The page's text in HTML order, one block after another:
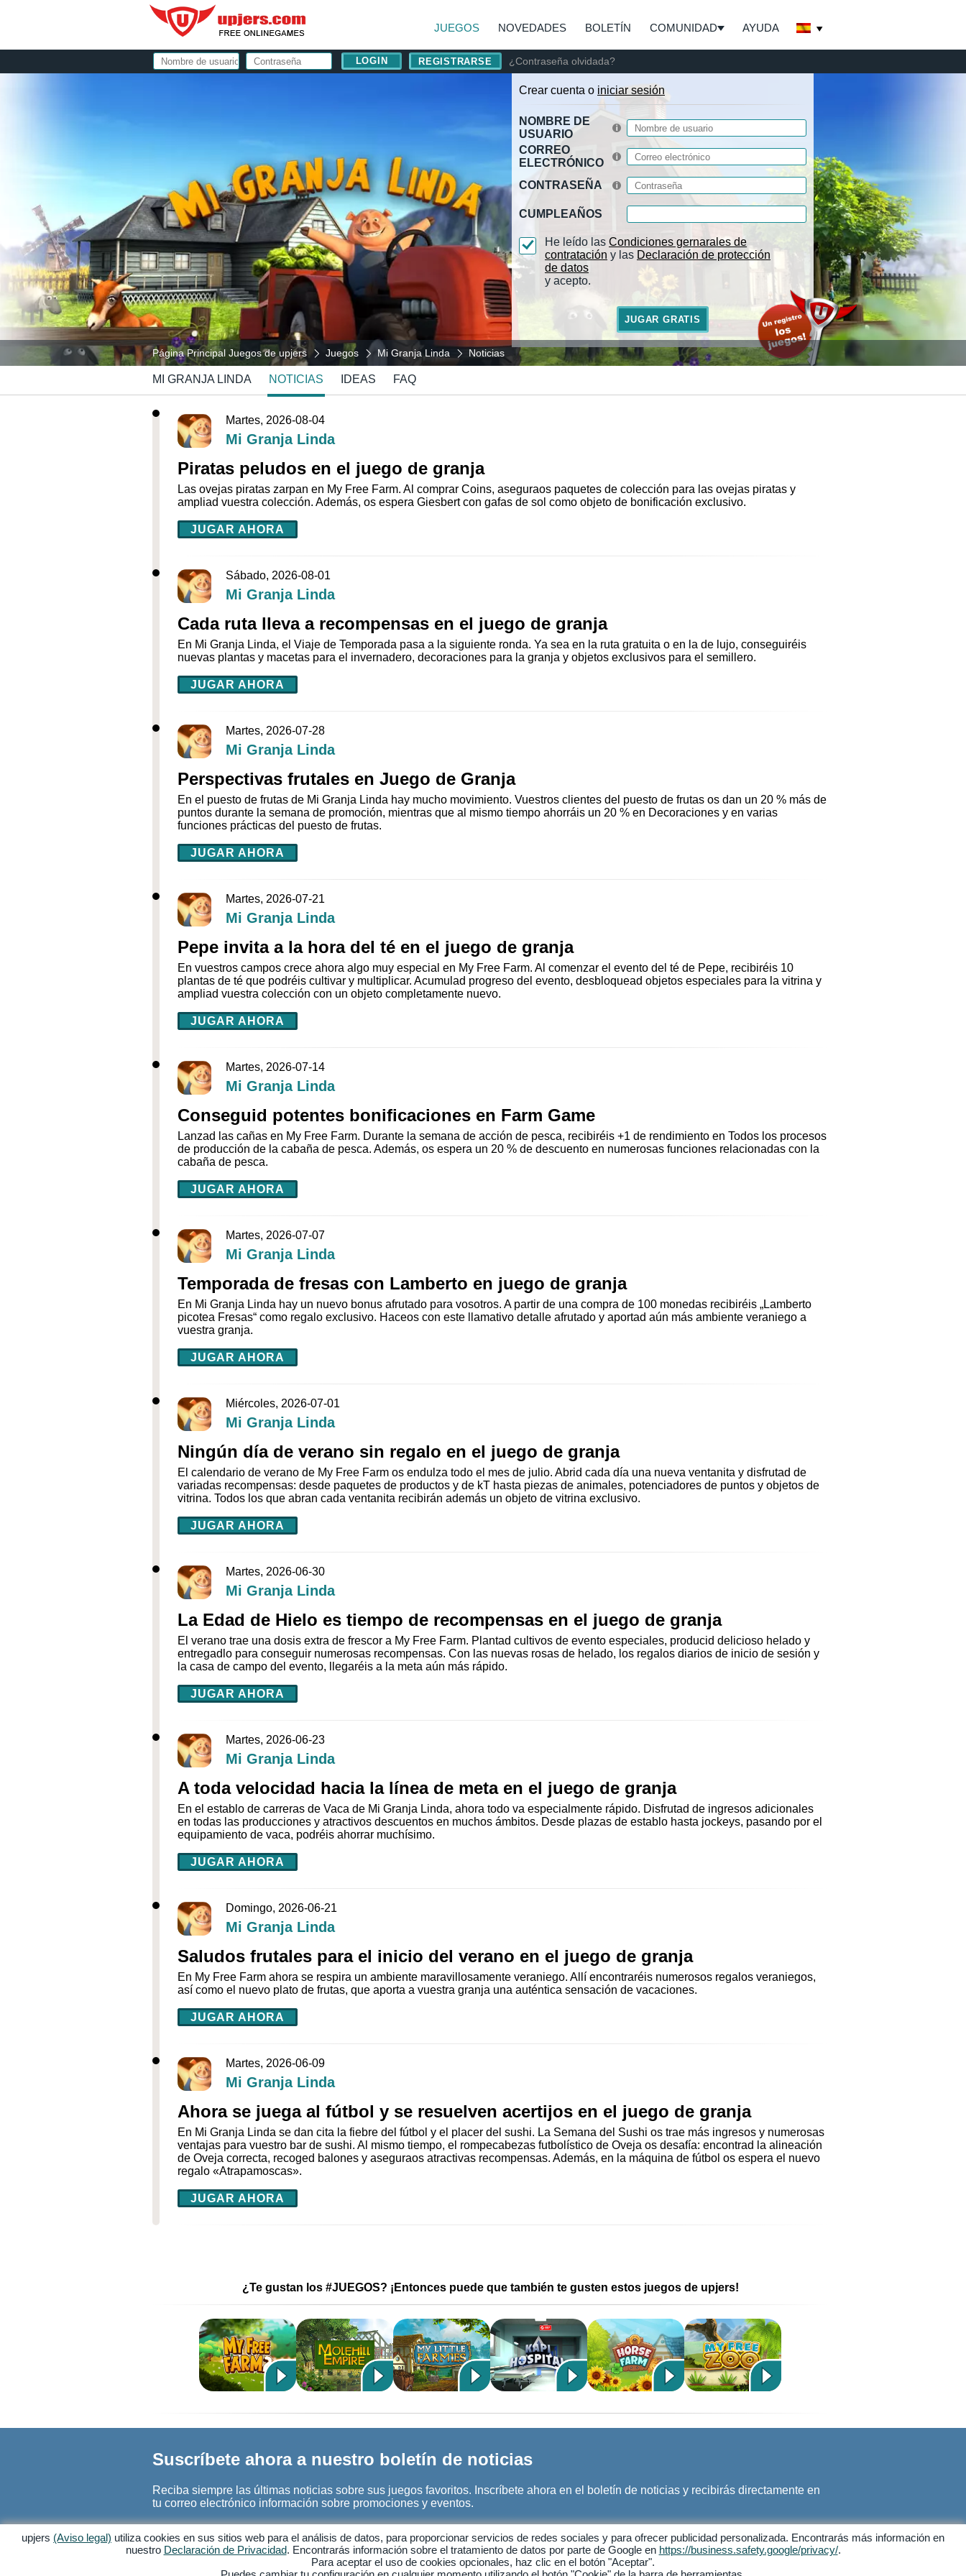
JUEGOS NOVEDADES BOLETÍN COMUNIDAD AYUDA
REGISTRARSE ¿Contraseña olvidada?
Crear cuenta o iniciar sesión
NOMBRE DE
USUARIO
CORREO
ELECTRÓNICO
CONTRASEÑA
CUMPLEAÑOS
He leído las Condiciones gernarales de
contratación y las Declaración de protección
de datos
y acepto.
Página Principal Juegos de upjers Juegos Mi Granja Linda Noticias
MI GRANJA LINDA NOTICIAS IDEAS FAQ
Martes, 2026-08-04
Mi Granja Linda
Piratas peludos en el juego de granja
Las ovejas piratas zarpan en My Free Farm. Al comprar Coins, aseguraos paquetes de colección para las ovejas piratas y
ampliad vuestra colección. Además, os espera Giesbert con gafas de sol como objeto de bonificación exclusivo.
JUGAR AHORA
Sábado, 2026-08-01
Mi Granja Linda
Cada ruta lleva a recompensas en el juego de granja
En Mi Granja Linda, el Viaje de Temporada pasa a la siguiente ronda. Ya sea en la ruta gratuita o en la de lujo, conseguiréis
nuevas plantas y macetas para el invernadero, decoraciones para la granja y objetos exclusivos para el semillero.
JUGAR AHORA
Martes, 2026-07-28
Mi Granja Linda
Perspectivas frutales en Juego de Granja
En el puesto de frutas de Mi Granja Linda hay mucho movimiento. Vuestros clientes del puesto de frutas os dan un 20 % más de
puntos durante la semana de promoción, mientras que al mismo tiempo ahorráis un 20 % en Decoraciones y en varias
funciones prácticas del puesto de frutas.
JUGAR AHORA
Martes, 2026-07-21
Mi Granja Linda
Pepe invita a la hora del té en el juego de granja
En vuestros campos crece ahora algo muy especial en My Free Farm. Al comenzar el evento del té de Pepe, recibiréis 10
plantas de té que podréis cultivar y multiplicar. Acumulad progreso del evento, desbloquead objetos especiales para la vitrina y
ampliad vuestra colección con un objeto completamente nuevo.
JUGAR AHORA
Martes, 2026-07-14
Mi Granja Linda
Conseguid potentes bonificaciones en Farm Game
Lanzad las cañas en My Free Farm. Durante la semana de acción de pesca, recibiréis +1 de rendimiento en Todos los procesos
de producción de la cabaña de pesca. Además, os espera un 20 % de descuento en numerosas funciones relacionadas con la
cabaña de pesca.
JUGAR AHORA
Martes, 2026-07-07
Mi Granja Linda
Temporada de fresas con Lamberto en juego de granja
En Mi Granja Linda hay un nuevo bonus afrutado para vosotros. A partir de una compra de 100 monedas recibiréis „Lamberto
picotea Fresas“ como regalo exclusivo. Haceos con este llamativo detalle afrutado y aportad aún más ambiente veraniego a
vuestra granja.
JUGAR AHORA
Miércoles, 2026-07-01
Mi Granja Linda
Ningún día de verano sin regalo en el juego de granja
El calendario de verano de My Free Farm os endulza todo el mes de julio. Abrid cada día una nueva ventanita y disfrutad de
variadas recompensas: desde paquetes de productos y de kT hasta piezas de animales, potenciadores de puntos y objetos de
vitrina. Todos los que abran cada ventanita recibirán además un objeto de vitrina exclusivo.
JUGAR AHORA
Martes, 2026-06-30
Mi Granja Linda
La Edad de Hielo es tiempo de recompensas en el juego de granja
El verano trae una dosis extra de frescor a My Free Farm. Plantad cultivos de evento especiales, producid delicioso helado y
entregadlo para conseguir numerosas recompensas. Con las nuevas rosas de helado, los regalos diarios de inicio de sesión y
la casa de campo del evento, llegaréis a la meta aún más rápido.
JUGAR AHORA
Martes, 2026-06-23
Mi Granja Linda
A toda velocidad hacia la línea de meta en el juego de granja
En el establo de carreras de Vaca de Mi Granja Linda, ahora todo va especialmente rápido. Disfrutad de ingresos adicionales
en todas las producciones y atractivos descuentos en muchos ámbitos. Desde plazas de establo hasta jockeys, pasando por el
equipamiento de vaca, podréis ahorrar muchísimo.
JUGAR AHORA
Domingo, 2026-06-21
Mi Granja Linda
Saludos frutales para el inicio del verano en el juego de granja
En My Free Farm ahora se respira un ambiente maravillosamente veraniego. Allí encontraréis numerosos regalos veraniegos,
así como el nuevo plato de frutas, que aporta a vuestra granja una auténtica sensación de vacaciones.
JUGAR AHORA
Martes, 2026-06-09
Mi Granja Linda
Ahora se juega al fútbol y se resuelven acertijos en el juego de granja
En Mi Granja Linda se dan cita la fiebre del fútbol y el placer del sushi. La Semana del Sushi os trae más ingresos y numerosas
ventajas para vuestro bar de sushi. Al mismo tiempo, el rompecabezas futbolístico de Oveja os desafía: encontrad la alineación
de Oveja correcta, recoged balones y aseguraos atractivas recompensas. Además, en la máquina de fútbol os espera el nuevo
regalo «Atrapamoscas».
JUGAR AHORA
¿Te gustan los #JUEGOS? ¡Entonces puede que también te gusten estos juegos de upjers!
Suscríbete ahora a nuestro boletín de noticias
Reciba siempre las últimas noticias sobre sus juegos favoritos. Inscríbete ahora en el boletín de noticias y recibirás directamente en
tu correo electrónico información sobre promociones y eventos.
E-MAIL
upjers (Aviso legal) utiliza cookies en sus sitios web para el análisis de datos, para proporcionar servicios de redes sociales y para ofrecer publicidad personalizada. Encontrarás más información en
nuestro Declaración de Privacidad. Encontrarás información sobre el tratamiento de datos por parte de Google en https://business.safety.google/privacy/.
Para aceptar el uso de cookies opcionales, haz clic en el botón "Aceptar".